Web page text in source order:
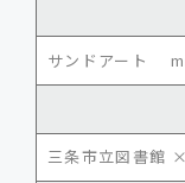
サンドアート
三条市立図書館